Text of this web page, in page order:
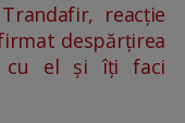
reacție
despărțirea
cu el și îți faci